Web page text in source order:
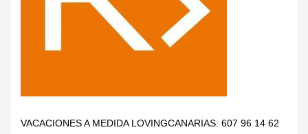
VACACIONES A MEDIDA LOVINGCANARIAS: 607 96 14 62